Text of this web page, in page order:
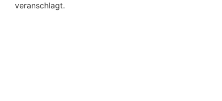
veranschlagt.